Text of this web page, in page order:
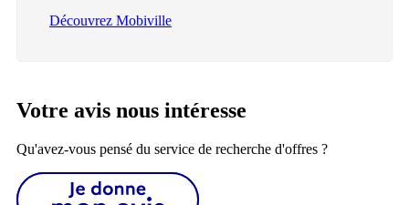
Découvrez Mobiville
Votre avis nous intéresse
Qu'avez-vous pensé du service de recherche d'offres ?